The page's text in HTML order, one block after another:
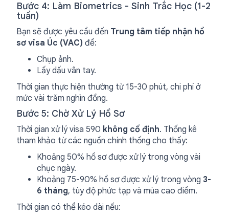
Bước 4: Làm Biometrics - Sinh Trắc Học (1-2
tuần)
Bạn sẽ được yêu cầu đến Trung tâm tiếp nhận hồ
sơ visa Úc (VAC) để:
Chụp ảnh.
Lấy dấu vân tay.
Thời gian thực hiện thường từ 15-30 phút, chi phí ở
mức vài trăm nghìn đồng.
Bước 5: Chờ Xử Lý Hồ Sơ
Thời gian xử lý visa 590 không cố định. Thống kê
tham khảo từ các nguồn chính thống cho thấy:
Khoảng 50% hồ sơ được xử lý trong vòng vài
chục ngày.
Khoảng 75-90% hồ sơ được xử lý trong vòng 3-
6 tháng, tùy độ phức tạp và mùa cao điểm.
Thời gian có thể kéo dài nếu: